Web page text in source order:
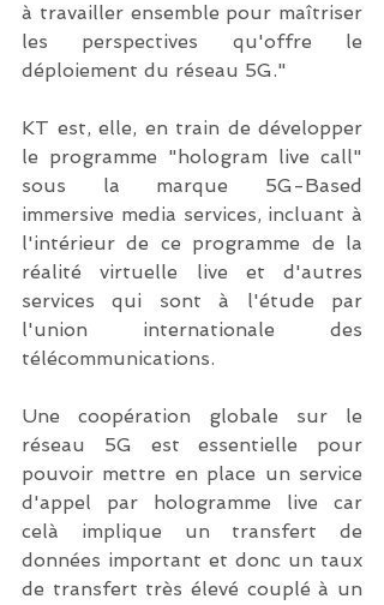
à travailler ensemble pour maîtriser
les perspectives qu'offre le
déploiement du réseau 5G."
KT est, elle, en train de développer
le programme "hologram live call"
sous la marque 5G-Based
immersive media services, incluant à
l'intérieur de ce programme de la
réalité virtuelle live et d'autres
services qui sont à l'étude par
l'union internationale des
télécommunications.
Une coopération globale sur le
réseau 5G est essentielle pour
pouvoir mettre en place un service
d'appel par hologramme live car
celà implique un transfert de
données important et donc un taux
de transfert très élevé couplé à un